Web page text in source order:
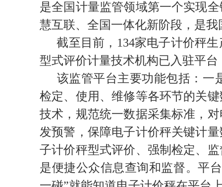
是全国计量监管领域第一个实现
慧互联、全国一体化新阶段，是
截至目前，134家电子计价秤
型式评价计量技术机构已入驻平
该监管平台主要功能包括：一
检定、使用、维修等各环节的关
技术，规范统一数据采集标准，
发预警，保障电子计价秤关键计
子计价秤型式评价、强制检定、
是便捷公众信息查询和监督。平